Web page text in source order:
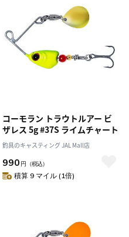
コーモラン トラウトルアー ビ
ザレス 5g #37S ライムチャート
釣具のキャスティング JAL Mall店
990 円 （税込）
積算 9 マイル (1倍)